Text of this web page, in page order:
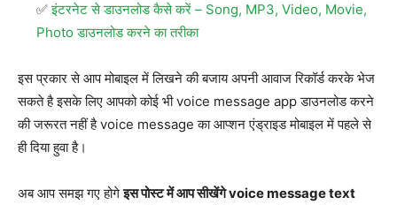
इंटरनेट से डाउनलोड कैसे करें – Song, MP3, Video, Movie,
Photo डाउनलोड करने का तरीका
इस प्रकार से आप मोबाइल में लिखने की बजाय अपनी आवाज रिकॉर्ड करके भेज
सकते है इसके लिए आपको कोई भी voice message app डाउनलोड करने
की जरूरत नहीं है voice message का आप्शन एंड्राइड मोबाइल में पहले से
ही दिया हुवा है।
अब आप समझ गए होगेइस पोस्ट में आप सीखेंगे voice message text